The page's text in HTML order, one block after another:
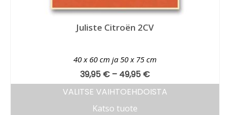
Juliste Citroën 2CV
40 x 60 cm ja 50 x 75 cm
39,95 € – 49,95 €
VALITSE VAIHTOEHDOISTA
Katso tuote